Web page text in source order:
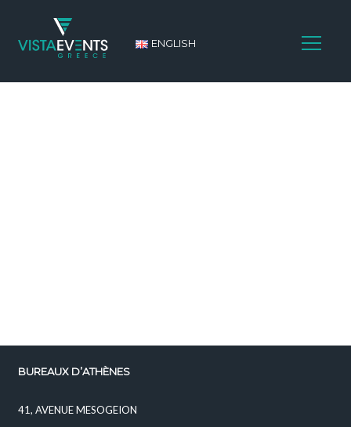
ENGLISH
BUREAUX D’ATHÈNES
41, AVENUE MESOGEION